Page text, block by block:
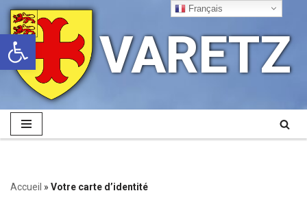
Ouvrir la barre d’outils
Aller
au
contenu
VARETZ
Accueil » Votre carte d’identité
Français